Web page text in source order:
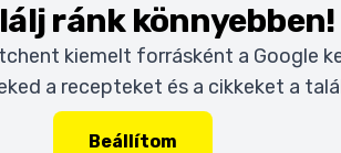
ránk könnyebben!
kiemelt forrásként a Google
a recepteket és a cikkeket a
Beállítom